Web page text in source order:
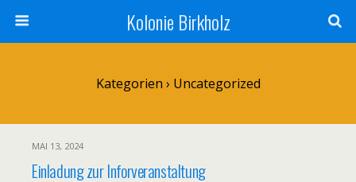
Kolonie Birkholz
Kategorien › Uncategorized
MAI 13, 2024
Einladung zur Inforveranstaltung